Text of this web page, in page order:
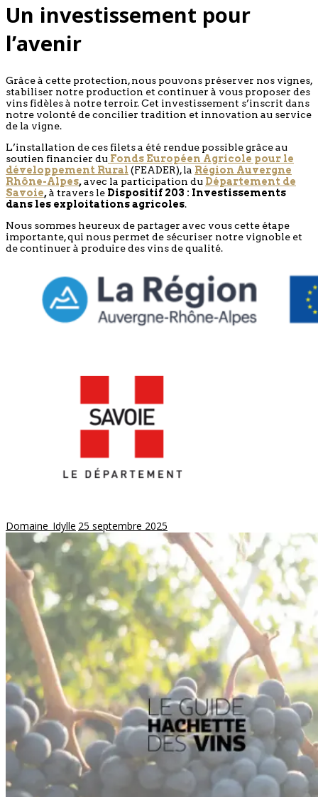
Un investissement pour
l’avenir
Grâce à cette protection, nous pouvons préserver nos vignes,
stabiliser notre production et continuer à vous proposer des
vins fidèles à notre terroir. Cet investissement s’inscrit dans
notre volonté de concilier tradition et innovation au service
de la vigne.
L’installation de ces filets a été rendue possible grâce au
soutien financier du Fonds Européen Agricole pour le
développement Rural (FEADER), la Région Auvergne
Rhône-Alpes,avec la participation du Département de
Savoie,à travers le Dispositif 203 : Investissements
dans les exploitations agricoles.
Nous sommes heureux de partager avec vous cette étape
importante, qui nous permet de sécuriser notre vignoble et
de continuer à produire des vins de qualité.
Domaine_Idylle 25 septembre 2025